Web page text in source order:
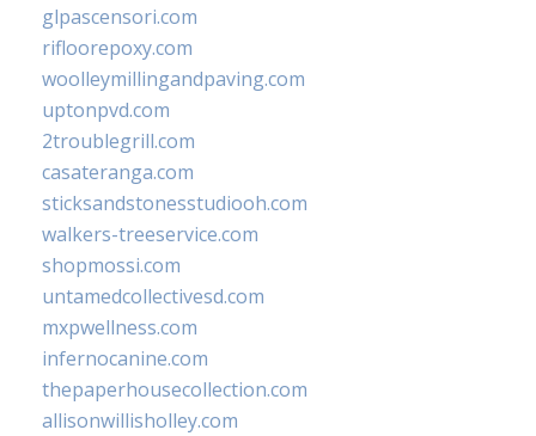
glpascensori.com
rifloorepoxy.com
woolleymillingandpaving.com
uptonpvd.com
2troublegrill.com
casateranga.com
sticksandstonesstudiooh.com
walkers-treeservice.com
shopmossi.com
untamedcollectivesd.com
mxpwellness.com
infernocanine.com
thepaperhousecollection.com
allisonwillisholley.com